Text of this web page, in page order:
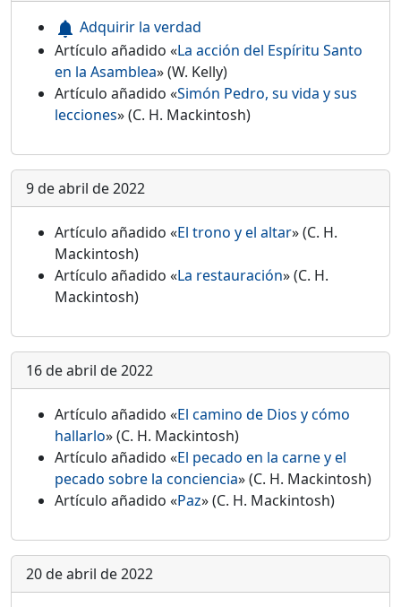
notifications Adquirir la verdad
Artículo añadido «La acción del Espíritu Santo
en la Asamblea» (W. Kelly)
Artículo añadido «Simón Pedro, su vida y sus
lecciones» (C. H. Mackintosh)
9 de abril de 2022
Artículo añadido «El trono y el altar» (C. H.
Mackintosh)
Artículo añadido «La restauración» (C. H.
Mackintosh)
16 de abril de 2022
Artículo añadido «El camino de Dios y cómo
hallarlo» (C. H. Mackintosh)
Artículo añadido «El pecado en la carne y el
pecado sobre la conciencia» (C. H. Mackintosh)
Artículo añadido «Paz» (C. H. Mackintosh)
20 de abril de 2022